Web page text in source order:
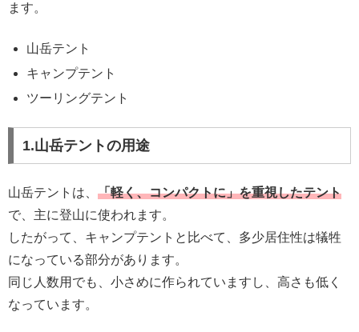
ます。
山岳テント
キャンプテント
ツーリングテント
1.山岳テントの用途
山岳テントは、 「軽く、コンパクトに」を重視したテント
で、主に登山に使われます。
したがって、キャンプテントと比べて、多少居住性は犠牲
になっている部分があります。
同じ人数用でも、小さめに作られていますし、高さも低く
なっています。